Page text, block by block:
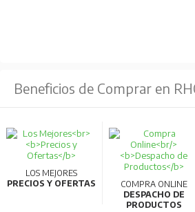
Beneficios de Comprar en
LOS MEJORES
PRECIOS Y OFERTAS
COMPRA ONLINE
DESPACHO DE
PRODUCTOS